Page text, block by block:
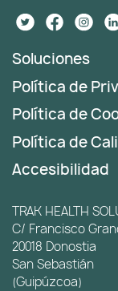
Soluciones
Política de
Política de
Política de
Accesibilidad
TRAK HEALTH
C/ Francisco
20018 Donostia
San Sebastián
(Guipúzcoa)